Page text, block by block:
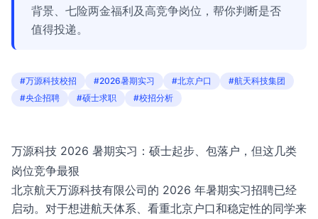
背景、七险两金福利及高竞争岗位，帮你判断是否
值得投递。
#万源科技校招 #2026暑期实习 #北京户口
#航天科技集团
#央企招聘
#硕士求职 #校招分析
万源科技 2026 暑期实习：硕士起步、包落户，但这几类
岗位竞争最狠
北京航天万源科技有限公司的 2026 年暑期实习招聘已经
启动。对于想进航天体系、看重北京户口和稳定性的同学来